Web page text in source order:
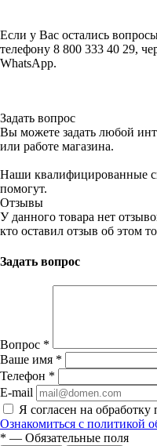
Если у Вас остались
телефону 8 800 333 40 29,
WhatsApp.
Задать вопрос
Вы можете задать любой
или работе магазина.
Наши квалифицированные
помогут.
Отзывы
У данного товара нет
кто оставил отзыв об этом
Задать вопрос
Вопрос *
Ваше имя *
Телефон *
E-mail
Я согласен на
Ознакомиться с политикой
* — Обязательные поля